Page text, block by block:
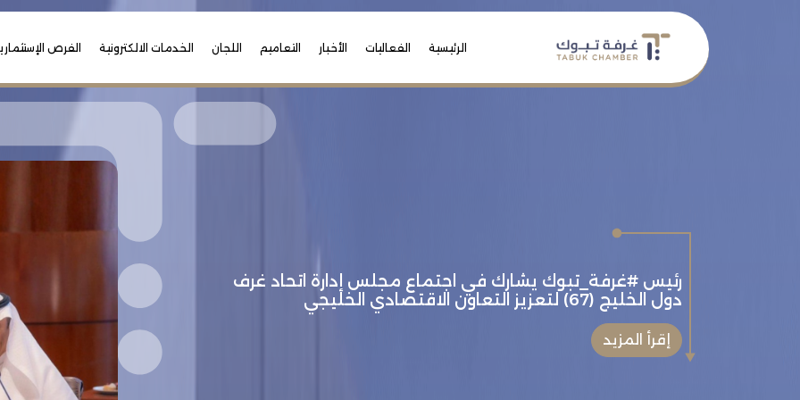
الرئيسية الفعاليات الأخبار التعاميم اللجان الخدمات الالكترونية الفرص
تعاميم غرفة تبوك
إقرأ المزيد